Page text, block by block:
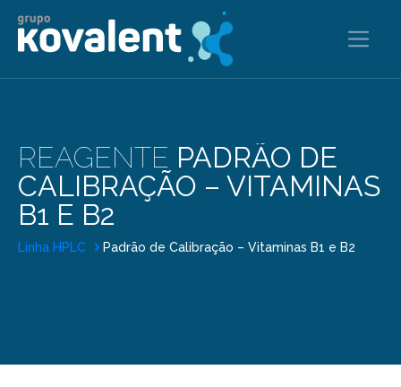
REAGENTE PADRÃO DE
CALIBRAÇÃO – VITAMINAS
B1 E B2
Linha HPLC Padrão de Calibração – Vitaminas B1 e B2